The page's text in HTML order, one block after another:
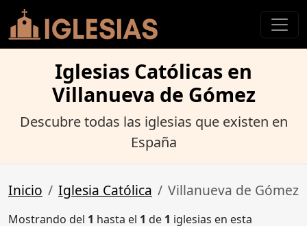
Iglesias Católicas en
Villanueva de Gómez
Descubre todas las iglesias que existen en
España
Inicio Iglesia Católica Villanueva de Gómez
Mostrando del 1 hasta el 1 de 1 iglesias en esta